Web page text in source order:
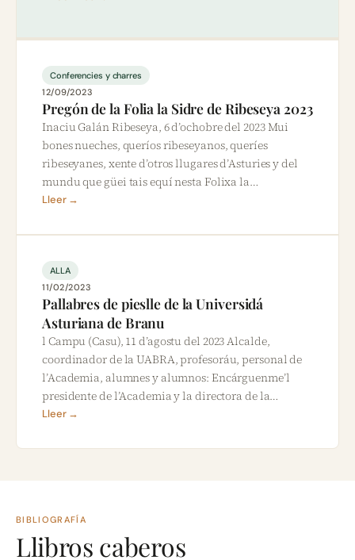
Conferencies y charres
12/09/2023
Pregón de la Folia la Sidre de Ribeseya 2023
Inaciu Galán Ribeseya, 6 d’ochobre del 2023 Mui
bones nueches, queríos ribeseyanos, queríes
ribeseyanes, xente d’otros llugares d’Asturies y del
mundu que güei tais equí nesta Folixa la…
Lleer →
ALLA
11/02/2023
Pallabres de pieslle de la Universidá
Asturiana de Branu
l Campu (Casu), 11 d’agostu del 2023 Alcalde,
coordinador de la UABRA, profesoráu, personal de
l’Academia, alumnes y alumnos: Encárguenme’l
presidente de l’Academia y la directora de la…
Lleer →
BIBLIOGRAFÍA
Llibros caberos